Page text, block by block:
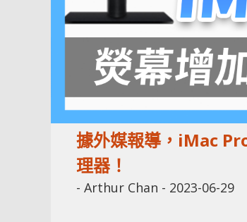
據外媒報導，iMac
理器！
- Arthur Chan - 2023-06-29